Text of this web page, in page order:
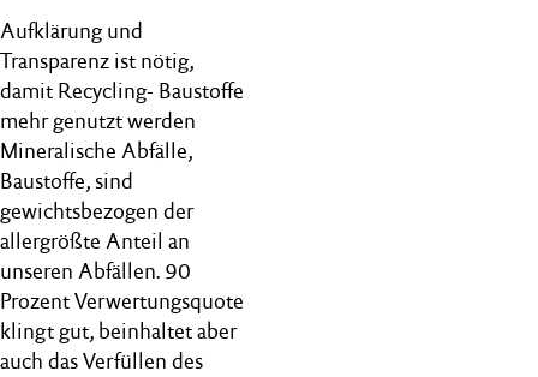
Aufklärung und
Transparenz ist nötig,
damit Recycling- Baustoffe
mehr genutzt werden
Mineralische Abfälle,
Baustoffe, sind
gewichtsbezogen der
allergrößte Anteil an
unseren Abfällen. 90
Prozent Verwertungsquote
klingt gut, beinhaltet aber
auch das Verfüllen des